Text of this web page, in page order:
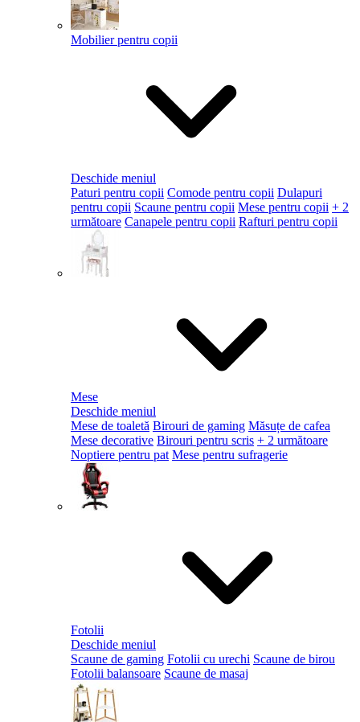
Mobilier pentru copii
Deschide meniul
Paturi pentru copii Comode pentru copii Dulapuri
pentru copii Scaune pentru copii Mese pentru copii + 2
următoare Canapele pentru copii Rafturi pentru copii
Mese
Deschide meniul
Mese de toaletă Birouri de gaming Măsuțe de cafea
Mese decorative Birouri pentru scris + 2 următoare
Noptiere pentru pat Mese pentru sufragerie
Fotolii
Deschide meniul
Scaune de gaming Fotolii cu urechi Scaune de birou
Fotolii balansoare Scaune de masaj